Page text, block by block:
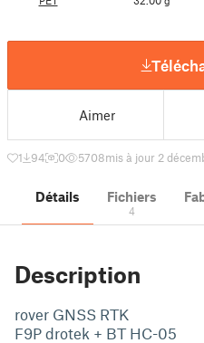
Aimer
1 94 0 5708mis à jour 2
Détails Fichiers
4
Description
rover GNSS RTK
F9P drotek + BT HC-05